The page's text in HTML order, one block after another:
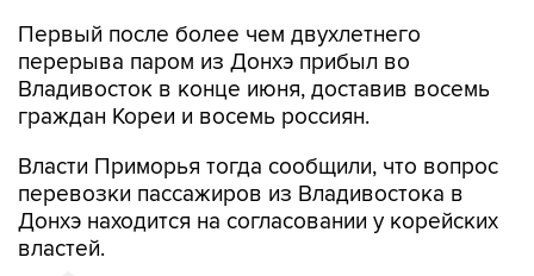
Первый после более чем двухлетнего
перерыва паром из Донхэ прибыл во
Владивосток в конце июня, доставив восемь
граждан Кореи и восемь россиян.
Власти Приморья тогда сообщили, что вопрос
перевозки пассажиров из Владивостока в
Донхэ находится на согласовании у корейских
властей.